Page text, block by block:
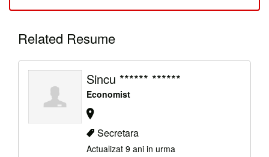
Related Resume
Sincu ****** ******
Economist
Secretara
Actualizat 9 ani in urma